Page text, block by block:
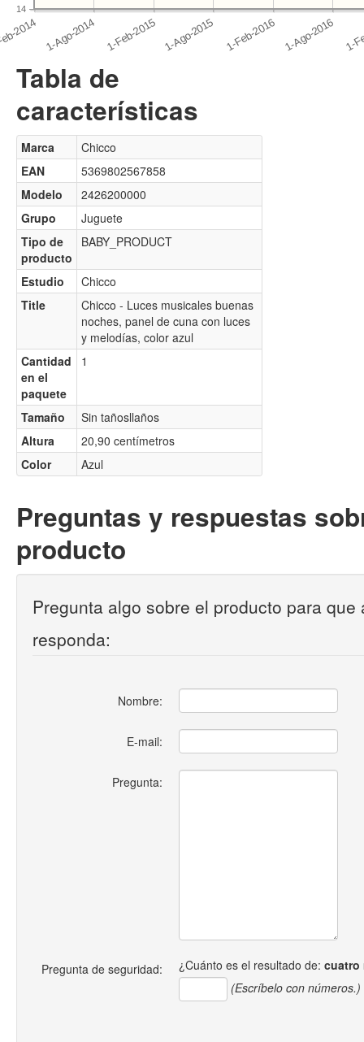
14
Tabla de
características
Marca
Chicco
EAN
5369802567858
Modelo
2426200000
Grupo
Juguete
Tipo de
producto
BABY_PRODUCT
Estudio
Chicco
Title
Chicco - Luces musicales buenas
noches, panel de cuna con luces
y melodías, color azul
Cantidad
en el
paquete
1
Tamaño
Sin tañosllaños
Altura
20,90 centímetros
Color
Azul
Preguntas y respuestas
producto
Pregunta algo sobre el producto para que
responda:
Nombre:
E-mail:
Pregunta:
Pregunta de seguridad: ¿Cuánto es el resultado de: cuatro
(Escríbelo con números.)